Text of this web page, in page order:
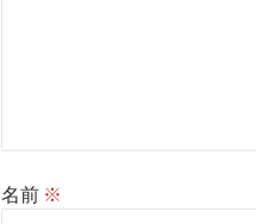
名前 ※